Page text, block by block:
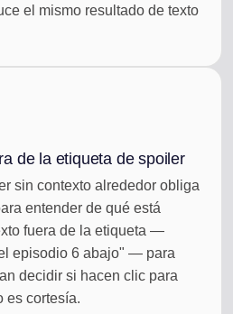
el mismo resultado de texto
de la etiqueta de spoiler
sin contexto alrededor obliga
entender de qué está
fuera de la etiqueta —
episodio 6 abajo" — para
decidir si hacen clic para
es cortesía.